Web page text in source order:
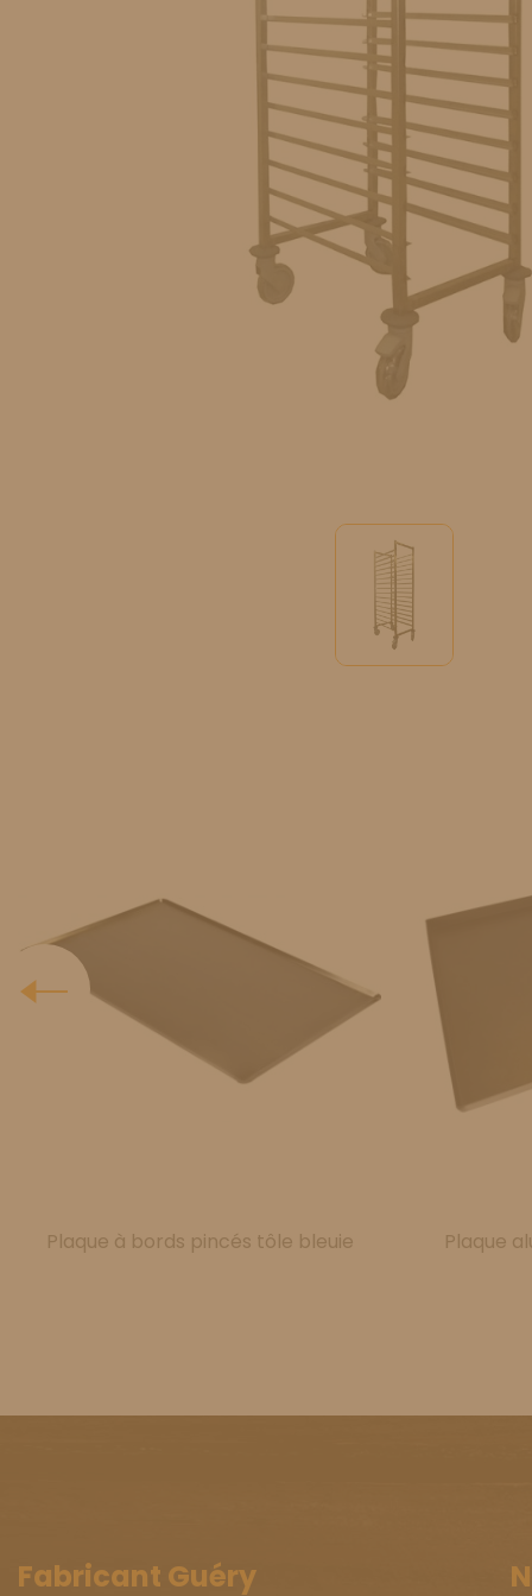
Plaque à bords pincés tôle bleuie Plaque
Fabricant Guéry